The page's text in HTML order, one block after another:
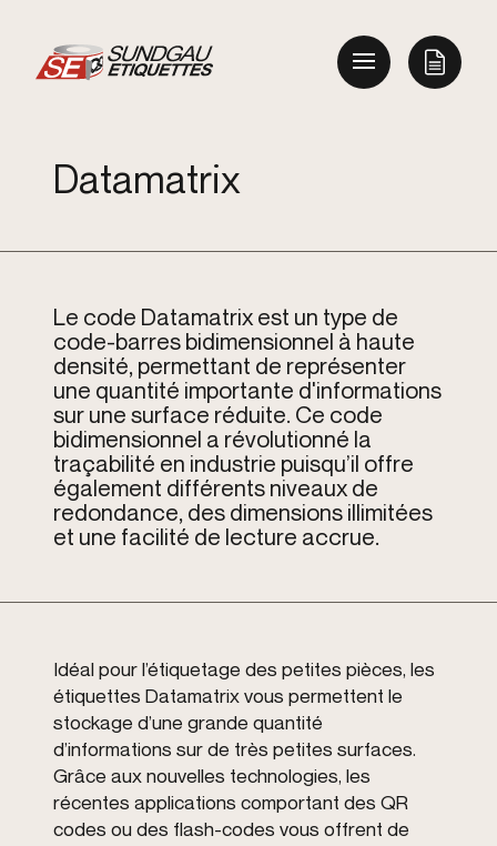
Datamatrix
Le code Datamatrix est un type de
code-barres bidimensionnel à haute
densité, permettant de représenter
une quantité importante d'informations
sur une surface réduite. Ce code
bidimensionnel a révolutionné la
traçabilité en industrie puisqu’il offre
également différents niveaux de
redondance, des dimensions illimitées
et une facilité de lecture accrue.
Idéal pour l’étiquetage des petites pièces, les
étiquettes Datamatrix vous permettent le
stockage d’une grande quantité
d’informations sur de très petites surfaces.
Grâce aux nouvelles technologies, les
récentes applications comportant des QR
codes ou des flash-codes vous offrent de